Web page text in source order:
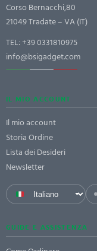
Corso Bernacchi,80
21049 Tradate – VA (IT)
TEL:+39 0331810975
info@bsigadget.com
IL MIO ACCOUNT
Il mio account
Storia Ordine
Lista dei Desideri
Newsletter
GUIDE E ASSISTENZA